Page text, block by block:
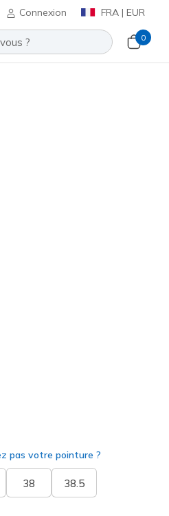
Connexion FRA | EUR
0
pas votre pointure ?
38 38.5